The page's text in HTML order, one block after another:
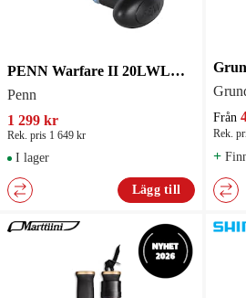
PENN Warfare II 20LWLC Havsfiskerulle
Penn
1 299 kr
Rek. pris 1 649 kr
I lager
Lägg till
Från
Rek.
+